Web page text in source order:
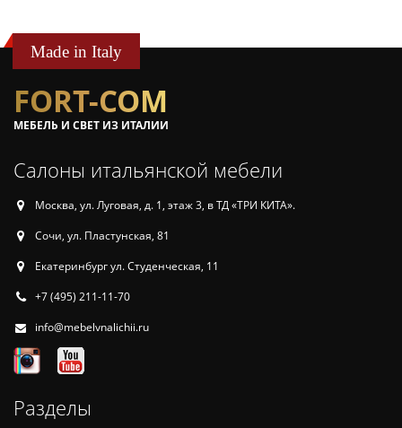
Made in Italy
FORT-COM
МЕБЕЛЬ И СВЕТ ИЗ ИТАЛИИ
Салоны итальянской мебели
Москва, ул. Луговая, д. 1, этаж 3, в ТД «ТРИ КИТА».
Сочи, ул. Пластунская, 81
Екатеринбург ул. Студенческая, 11
+7 (495) 211-11-70
info@mebelvnalichii.ru
Разделы